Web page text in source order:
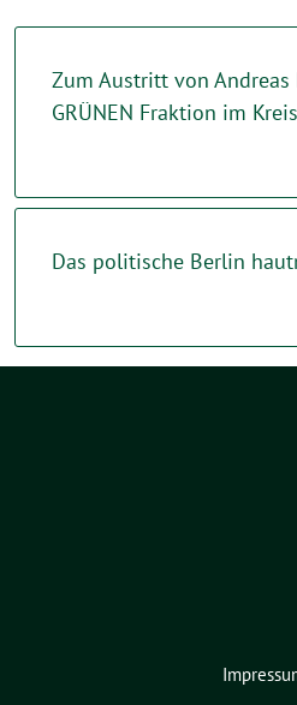
Zum Austritt von Andreas
GRÜNEN Fraktion im
Das politische Berlin